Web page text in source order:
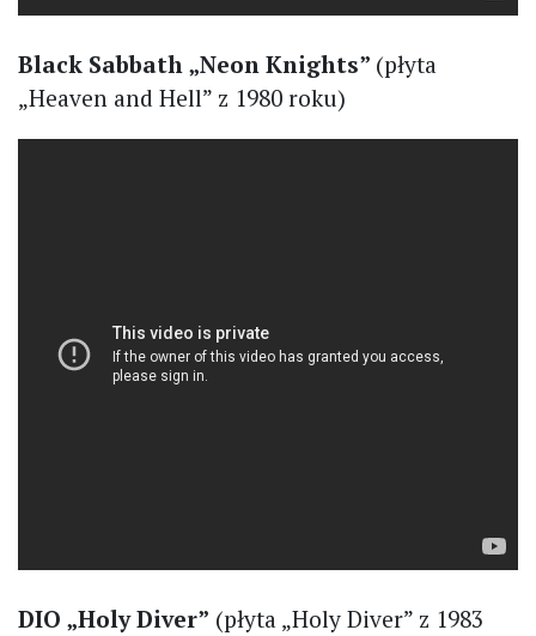
Black Sabbath „Neon Knights” (płyta
„Heaven and Hell” z 1980 roku)
DIO „Holy Diver” (płyta „Holy Diver” z 1983